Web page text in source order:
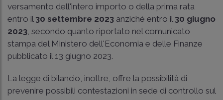
versamento dell'intero importo o della prima rata
entro il 30 settembre 2023 anziché entro il 30 giugno
2023, secondo quanto riportato nel comunicato
stampa del Ministero dell'Economia e delle Finanze
pubblicato il 13 giugno 2023.
La legge di bilancio, inoltre, offre la possibilità di
prevenire possibili contestazioni in sede di controllo sul